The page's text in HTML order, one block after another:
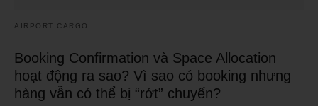
AIRPORT CARGO
Booking Confirmation và Space Allocation
hoạt động ra sao? Vì sao có booking nhưng
hàng vẫn có thể bị “rớt” chuyến?